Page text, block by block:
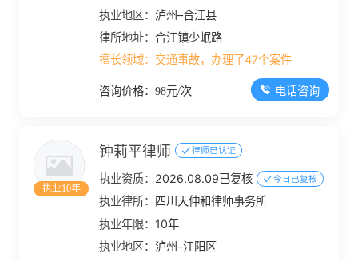
执业地区：泸州–合江县
律所地址：合江镇少岷路
擅长领域： 交通事故，办理了47个案件
咨询价格：98元/次 电话咨询
执业10年
钟莉平律师 律师已认证
执业资质： 2026.08.09已复核 今日已复核
执业律所： 四川天仲和律师事务所
执业年限： 10年
执业地区：泸州–江阳区